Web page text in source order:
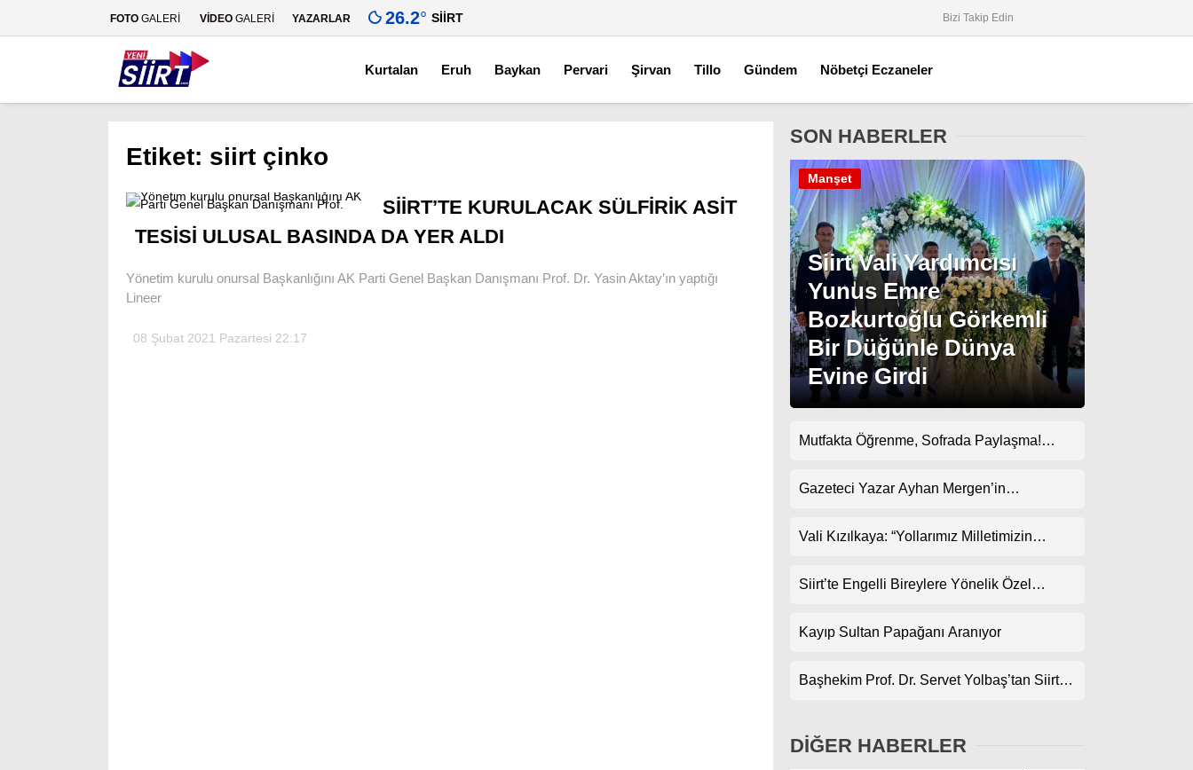
Gündem
Spor
Teknoloji
FOTO GALERİ VİDEO GALERİ YAZARLAR 26.2° SIIRT Bizi Takip Edin
Kurtalan Eruh Baykan Pervari Şirvan Tillo Gündem Nöbetçi Eczaneler
Etiket: siirt çinko
SİİRT’TE KURULACAK SÜLFİRİK ASİT
TESİSİ ULUSAL BASINDA DA YER ALDI
Yönetim kurulu onursal Başkanlığını AK Parti Genel Başkan Danışmanı Prof. Dr. Yasin Aktay’ın yaptığı
Lineer
08 Şubat 2021 Pazartesi 22:17
SON HABERLER
Siirt Vali Yardımcısı
Yunus Emre
Bozkurtoğlu Görkemli
Bir Düğünle Dünya
Evine Girdi
Manşet
Mutfakta Öğrenme, Sofrada Paylaşma!
Etkinliği
Gazeteci Yazar Ayhan Mergen’in
Koyulan Bir Dönem”
Vali Kızılkaya: “Yollarımız Milletimizin
Siirt’te Engelli Bireylere Yönelik Özel
Kayıp Sultan Papağanı Aranıyor
Başhekim Prof. Dr. Servet Yolbaş’tan Siirt’e
DİĞER HABERLER